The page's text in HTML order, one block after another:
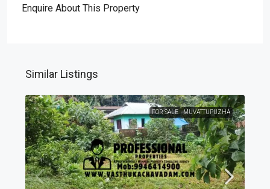
Enquire About This Property
Similar Listings
FOR SALE MUVATTUPUZHA